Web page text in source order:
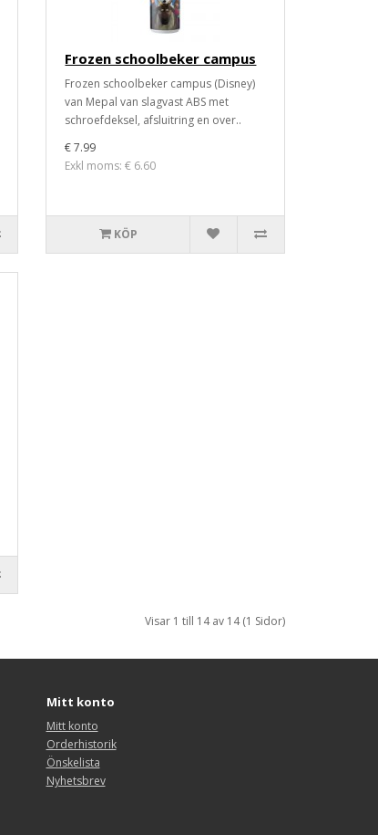
Frozen schoolbeker campus
Frozen schoolbeker campus (Disney)
van Mepal van slagvast ABS met
schroefdeksel, afsluitring en over..
€ 7.99
Exkl moms: € 6.60
KÖP
Visar 1 till 14 av 14 (1 Sidor)
Mitt konto
Mitt konto
Orderhistorik
Önskelista
Nyhetsbrev